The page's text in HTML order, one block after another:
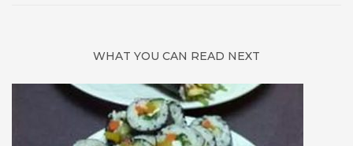
WHAT YOU CAN READ NEXT